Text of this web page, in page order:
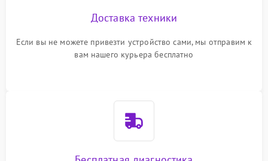
Доставка техники
Если вы не можете привезти устройство сами, мы отправим к
вам нашего курьера бесплатно